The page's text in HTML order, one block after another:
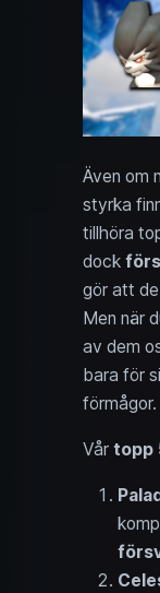
Även om
styrka
tillhöra
dock
gör att
Men när
av dem
bara för
förmågor.
Vår topp